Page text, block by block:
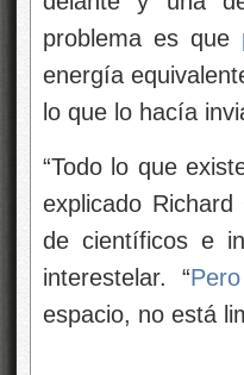
problema es que
energía
lo que lo hacía
“Todo lo que
explicado
de científicos e
interestelar. “Pero
espacio, no está